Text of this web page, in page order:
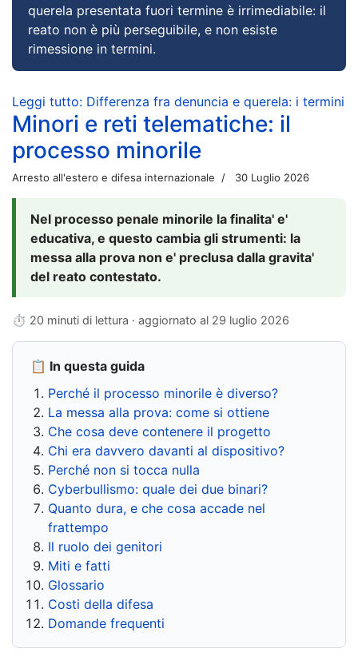
querela presentata fuori termine è irrimediabile: il
reato non è più perseguibile, e non esiste
rimessione in termini.
Leggi tutto: Differenza fra denuncia e querela: i termini
Minori e reti telematiche: il
processo minorile
Arresto all'estero e difesa internazionale 30 Luglio 2026
Nel processo penale minorile la finalita' e'
educativa, e questo cambia gli strumenti: la
messa alla prova non e' preclusa dalla gravita'
del reato contestato.
⏱ 20 minuti di lettura · aggiornato al 29 luglio 2026
📋 In questa guida
Perché il processo minorile è diverso?
La messa alla prova: come si ottiene
Che cosa deve contenere il progetto
Chi era davvero davanti al dispositivo?
Perché non si tocca nulla
Cyberbullismo: quale dei due binari?
Quanto dura, e che cosa accade nel
frattempo
Il ruolo dei genitori
Miti e fatti
Glossario
Costi della difesa
Domande frequenti